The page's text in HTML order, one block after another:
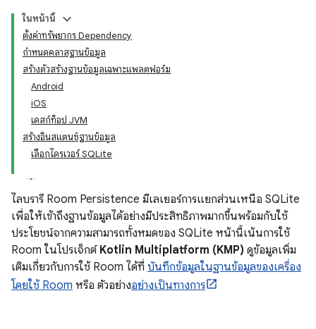
ในหน้านี้
ตั้งค่าทรัพยากร Dependency
กำหนดคลาสฐานข้อมูล
สร้างตัวสร้างฐานข้อมูลเฉพาะแพลตฟอร์ม
Android
iOS
เดสก์ท็อป JVM
สร้างอินสแตนซ์ฐานข้อมูล
เลือกไดรเวอร์ SQLite
ไลบรารี Room Persistence มีเลเยอร์การแยกส่วนเหนือ SQLite
เพื่อให้เข้าถึงฐานข้อมูลได้อย่างมีประสิทธิภาพมากขึ้นพร้อมกับใช้
ประโยชน์จากความสามารถทั้งหมดของ SQLite หน้านี้เน้นการใช้
Room ในโปรเจ็กต์Kotlin Multiplatform (KMP) ดูข้อมูลเพิ่ม
เติมเกี่ยวกับการใช้ Room ได้ที่ บันทึกข้อมูลในฐานข้อมูลของเครื่อง
โดยใช้ Room หรือ ตัวอย่างอย่างเป็นทางการ